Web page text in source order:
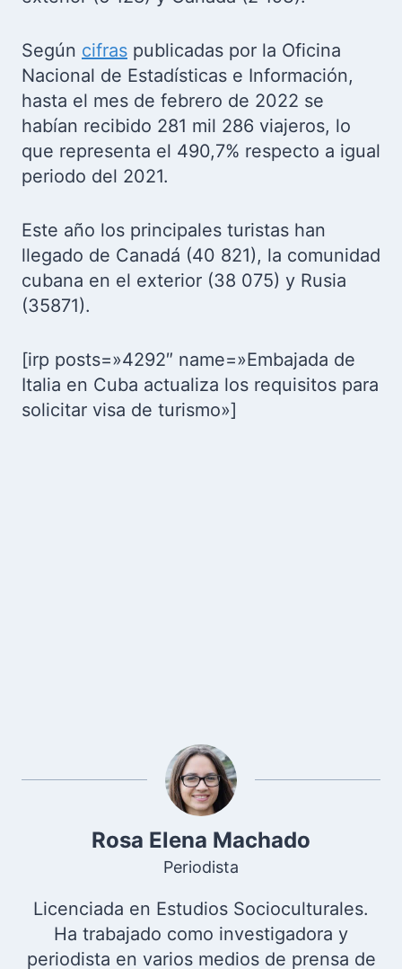
Según cifras publicadas por la Oficina
Nacional de Estadísticas e Información,
hasta el mes de febrero de 2022 se
habían recibido 281 mil 286 viajeros, lo
que representa el 490,7% respecto a igual
periodo del 2021.
Este año los principales turistas han
llegado de Canadá (40 821), la comunidad
cubana en el exterior (38 075) y Rusia
(35871).
[irp posts=»4292″ name=»Embajada de
Italia en Cuba actualiza los requisitos para
solicitar visa de turismo»]
Rosa Elena Machado
Periodista
Licenciada en Estudios Socioculturales.
Ha trabajado como investigadora y
periodista en varios medios de prensa de